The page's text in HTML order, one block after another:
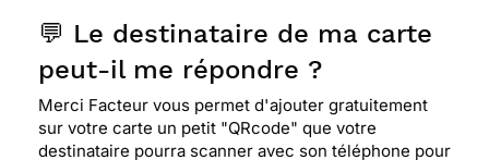
💬 Le destinataire de ma carte
peut-il me répondre ?
Merci Facteur vous permet d'ajouter gratuitement
sur votre carte un petit "QRcode" que votre
destinataire pourra scanner avec son téléphone pour